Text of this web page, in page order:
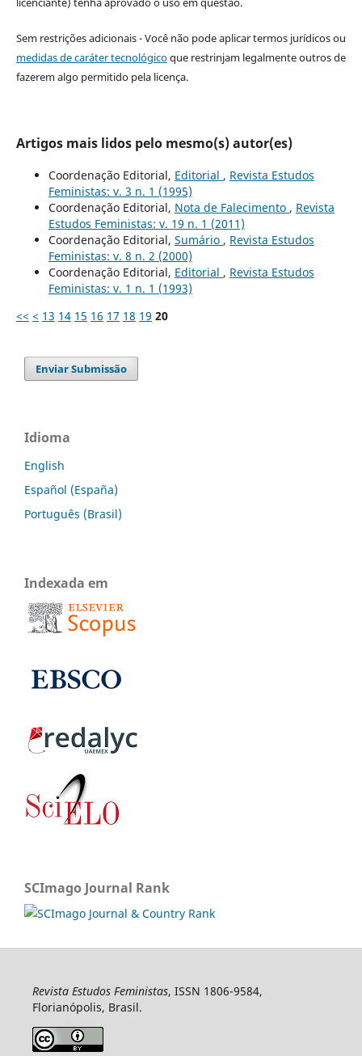
Sem restrições adicionais - Você não pode aplicar termos jurídicos ou
medidas de caráter tecnológicoque restrinjam legalmente outros de
fazerem algo permitido pela licença.
Artigos mais lidos pelo mesmo(s) autor(es)
Coordenação Editorial, Editorial , Revista Estudos
Feministas: v. 3 n. 1 (1995)
Coordenação Editorial, Nota de Falecimento , Revista
Estudos Feministas: v. 19 n. 1 (2011)
Coordenação Editorial, Sumário , Revista Estudos
Feministas: v. 8 n. 2 (2000)
Coordenação Editorial, Editorial , Revista Estudos
Feministas: v. 1 n. 1 (1993)
<< < 13 14 15 16 17 18 19 20
Enviar Submissão
Idioma
English
Español (España)
Português (Brasil)
Indexada em
SCImago Journal Rank
Revista Estudos Feministas, ISSN 1806-9584,
Florianópolis, Brasil.